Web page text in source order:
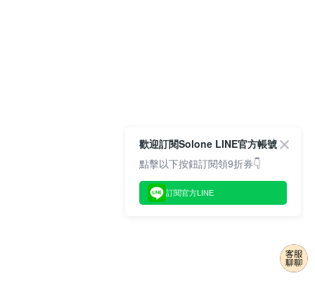
歡迎訂閱Solone LINE官方帳號
點擊以下按鈕訂閱領9折券👇
訂閱官方LINE